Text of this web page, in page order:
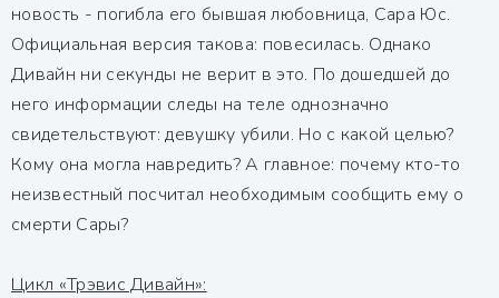
новость - погибла его бывшая любовница, Сара Юс.
Официальная версия такова: повесилась. Однако
Дивайн ни секунды не верит в это. По дошедшей до
него информации следы на теле однозначно
свидетельствуют: девушку убили. Но с какой целью?
Кому она могла навредить? А главное: почему кто-то
неизвестный посчитал необходимым сообщить ему о
смерти Сары?
Цикл «Трэвис Дивайн»: